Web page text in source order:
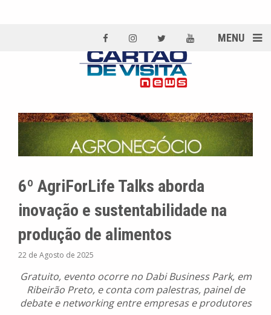
MENU
6º AgriForLife Talks aborda
inovação e sustentabilidade na
produção de alimentos
22 de Agosto de 2025
Gratuito, evento ocorre no Dabi Business Park, em
Ribeirão Preto, e conta com palestras, painel de
debate e networking entre empresas e produtores